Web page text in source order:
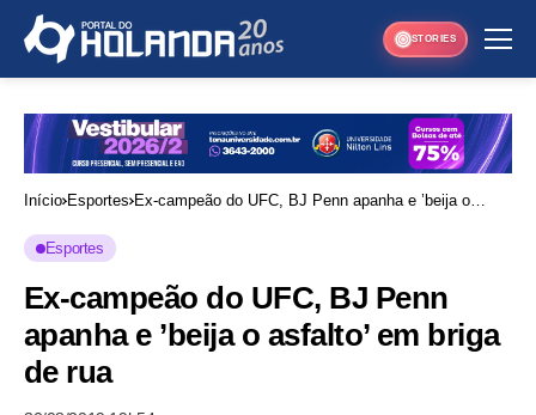
STORIES
Início Esportes Ex-campeão do UFC, BJ Penn apanha e ’beija o
Esportes
Ex-campeão do UFC, BJ Penn
apanha e ’beija o asfalto’ em briga
de rua